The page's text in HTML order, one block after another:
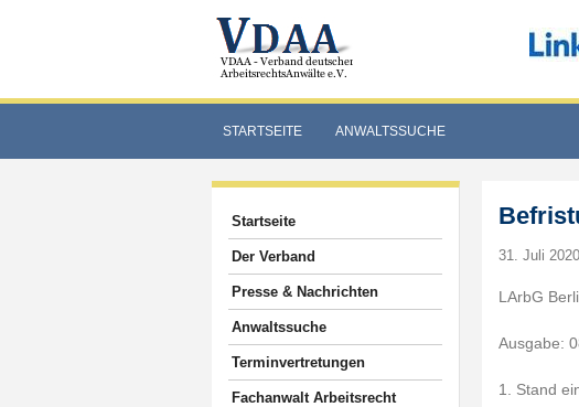
STARTSEITE ANWALTSSUCHE
Startseite
Der Verband
Presse & Nachrichten
Anwaltssuche
Terminvertretungen
Fachanwalt Arbeitsrecht
31. Juli 2020
LArbG
Ausgabe:
1. Stand